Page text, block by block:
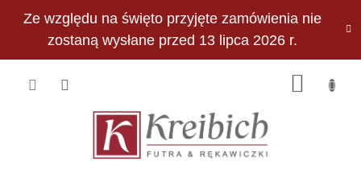
Ze względu na święto przyjęte zamówienia nie
zostaną wysłane przed 13 lipca 2026 r.
PLN